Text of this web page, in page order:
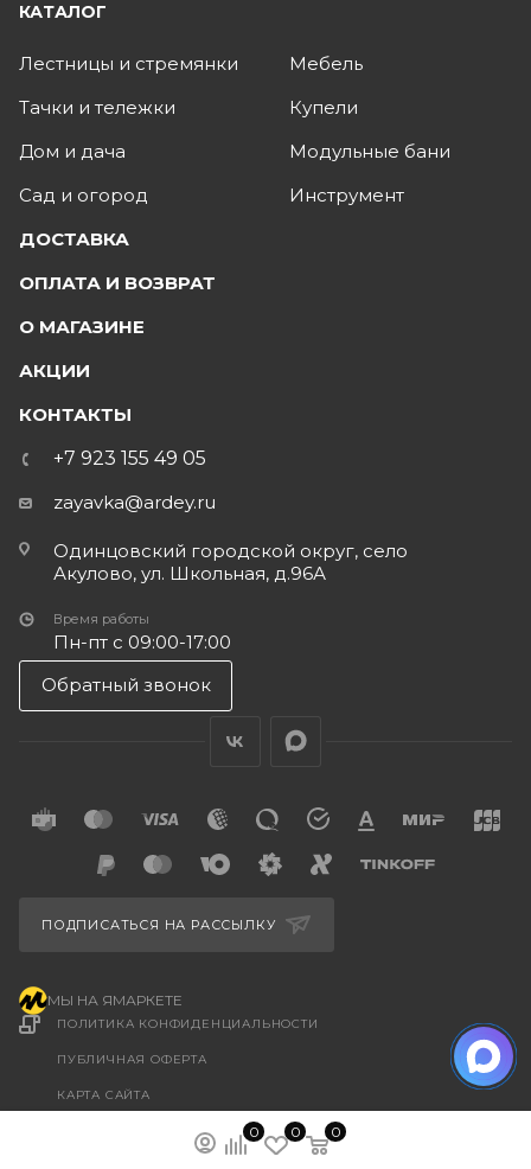
0 0 0
КАТАЛОГ
Лестницы и стремянки
Тачки и тележки
Дом и дача
Сад и огород
Мебель
Купели
Модульные бани
Инструмент
ДОСТАВКА
ОПЛАТА И ВОЗВРАТ
О МАГАЗИНЕ
АКЦИИ
КОНТАКТЫ
+7 923 155 49 05
zayavka@ardey.ru
Одинцовский городской округ, село
Акулово, ул. Школьная, д.96А
Время работы
Пн-пт с 09:00-17:00
Обратный звонок
ООО “ГУДХОУМ”
ПОЛИТИКА КОНФИДЕНЦИАЛЬНОСТИ
ПУБЛИЧНАЯ ОФЕРТА
КАРТА САЙТА
ПОДПИСАТЬСЯ НА РАССЫЛКУ
МЫ НА ЯМАРКЕТЕ